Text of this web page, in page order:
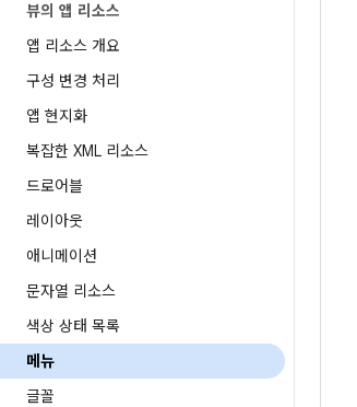
뷰의 앱 리소스
앱 리소스 개요
구성 변경 처리
앱 현지화
복잡한 XML 리소스
드로어블
레이아웃
애니메이션
문자열 리소스
색상 상태 목록
메뉴
글꼴